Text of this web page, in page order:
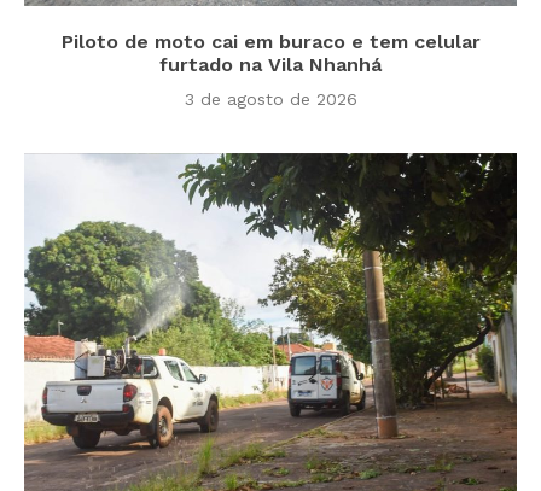
Piloto de moto cai em buraco e tem celular
furtado na Vila Nhanhá
3 de agosto de 2026